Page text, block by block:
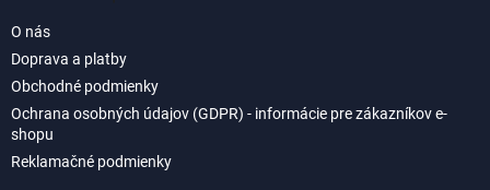
O nás
Doprava a platby
Obchodné podmienky
Ochrana osobných údajov (GDPR) - informácie pre zákazníkov e-
shopu
Reklamačné podmienky